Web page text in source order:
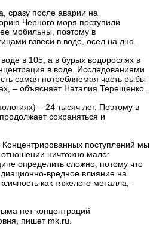
сразу после аварии на
Черного моря поступили
мобильны, поэтому в
взвеси в воде, осел на дно.
в 105, а в бурых водорослях в
в воде. Исследованиями
самая потребляемая часть рыбы
– объясняет Наталия Терещенко.
– 24 тысяч лет. Поэтому в
сохраняться и
поступлений мы
отношении ничтожно мало:
определить сложно, потому что
вредное влияние на
как тяжелого металла, -
нет концентраций
пишет mk.ru.